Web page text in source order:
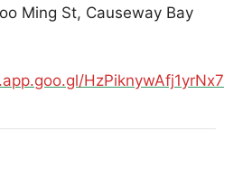
Ming St, Causeway Bay
HzPiknywAfj1yrNx7